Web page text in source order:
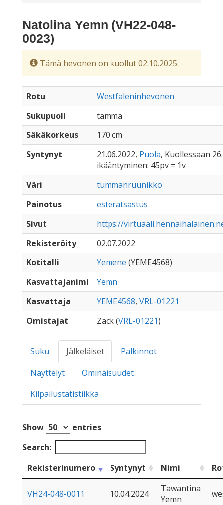
Natolina Yemn (VH22-048-
0023)
Tämä hevonen on kuollut 02.10.2025.
Rotu
Westfaleninhevonen
Sukupuoli
tamma
Säkäkorkeus
170 cm
Syntynyt
21.06.2022, Puola, Kuollessaan
ikääntyminen: 45pv = 1v
Väri
tummanruunikko
Painotus
esteratsastus
Sivut
https://
Rekisteröity
02.07.2022
Kotitalli
Yemene (YEME4568)
Kasvattajanimi
Yemn
Kasvattaja
YEME4568, VRL-01221
Omistajat
Zack (VRL-01221)
Suku Jälkeläiset
Palkinnot
Näyttelyt
Ominaisuudet
Kilpailustatistiikka
Show
entries
Search:
Rekisterinumero
Syntynyt Nimi
VH24-048-0011 10.04.2024
Tawantina
Yemn